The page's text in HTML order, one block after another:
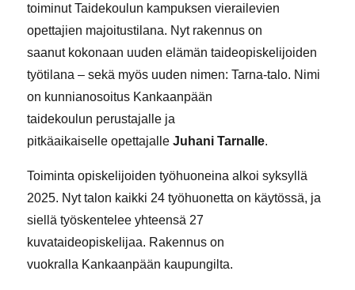
toiminut Taidekoulun kampuksen vierailevien
opettajien majoitustilana. Nyt rakennus on
saanut kokonaan uuden elämän taideopiskelijoiden
työtilana – sekä myös uuden nimen: Tarna-talo. Nimi
on kunnianosoitus Kankaanpään
taidekoulun perustajalle ja
pitkäaikaiselle opettajalleJuhani Tarnalle.
Toiminta opiskelijoiden työhuoneina alkoi syksyllä
2025. Nyt talon kaikki 24 työhuonetta on käytössä, ja
siellä työskentelee yhteensä 27
kuvataideopiskelijaa. Rakennus on
vuokralla Kankaanpään kaupungilta.